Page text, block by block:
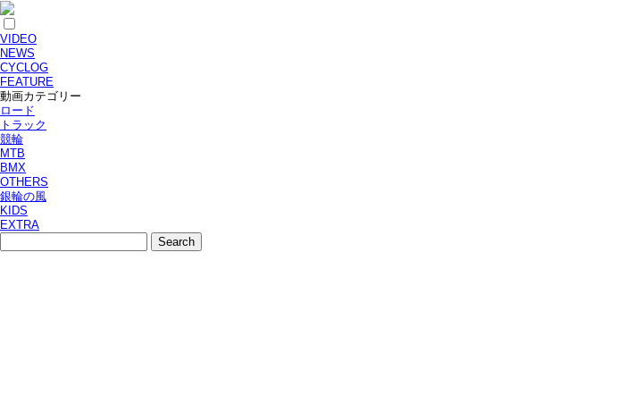
VIDEO
NEWS
CYCLOG
FEATURE
動画カテゴリー
ロード
トラック
競輪
MTB
BMX
OTHERS
銀輪の風
KIDS
EXTRA